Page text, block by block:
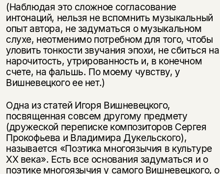
(Наблюдая это сложное согласование
интонаций, нельзя не вспомнить музыкальный
опыт автора, не задуматься о музыкальном
слухе, неотменимо потребном для того, чтобы
уловить тонкости звучания эпохи, не сбиться на
нарочитость, утрированность и, в конечном
счете, на фальшь. По моему чувству, у
Вишневецкого ее нет.)
Одна из статей Игоря Вишневецкого,
посвященная совсем другому предмету
(дружеской переписке композиторов Сергея
Прокофьева и Владимира Дукельского),
называется «Поэтика многоязычия в культуре
XX века». Есть все основания задуматься и о
поэтике многоязычия у самого Вишневецкого, о
Я соглашаюсь сПолитикой конфиденциальности
подписаться
Я соглашаюсь с Политикой конфиденциальности
подписаться
Скажите, пожалуйста,
вам уже исполнилось 18 лет?
да
нет, вернуться назад